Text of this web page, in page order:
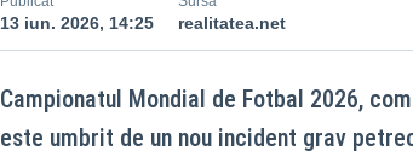
13 iun. 2026, 14:25 realitatea.net
Campionatul Mondial de Fotbal 2026,
este umbrit de un nou incident grav